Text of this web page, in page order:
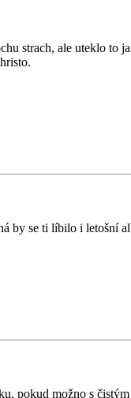
strach, ale uteklo to
by se ti líbilo i letošní
pokud možno s